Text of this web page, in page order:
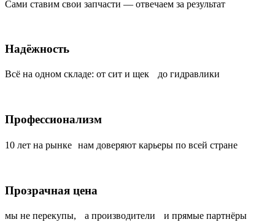
Сами ставим свои запчасти — отвечаем за результат
Надёжность
Всё на одном складе: от сит и щек до гидравлики
Профессионализм
10 лет на рынке нам доверяют карьеры по всей стране
Прозрачная цена
мы не перекупы, а производители и прямые партнёры